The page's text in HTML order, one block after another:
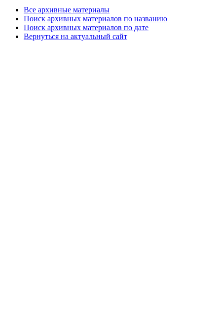
Все архивные материалы
Поиск архивных материалов по названию
Поиск архивных материалов по дате
Вернуться на актуальный сайт